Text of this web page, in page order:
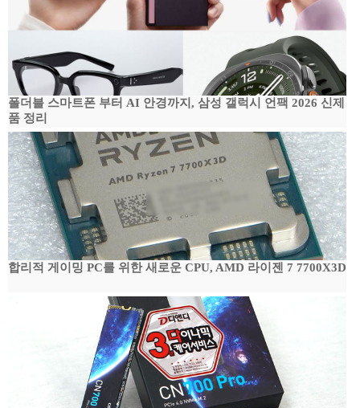
폴더블 스마트폰 부터 AI 안경까지, 삼성 갤럭시 언팩 2026 신제
품 정리
합리적 게이밍 PC를 위한 새로운 CPU, AMD 라이젠 7 7700X3D